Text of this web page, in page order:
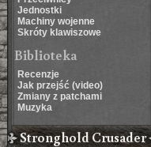
Jednostki
Machiny wojenne
Skróty klawiszowe
Biblioteka
Recenzje
Jak przejść (video)
Zmiany z patchami
Muzyka
Stronghold Crusader